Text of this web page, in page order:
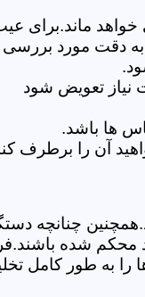
ماند.برای
دقت مورد بررسی
نیاز تعویض شود
ها باشد.
آن را برطرف
چنانچه
محکم شده
به طور کامل